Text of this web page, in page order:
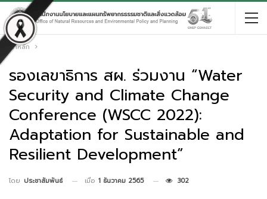
หน้าหลัก
รองเลขาธิการ สผ. ร่วมงาน “Water
Security and Climate Change
Conference (WSCC 2022):
Adaptation for Sustainable and
Resilient Development”
โดย ประชาสัมพันธ์ เมื่อ 1 ธันวาคม 2565 302